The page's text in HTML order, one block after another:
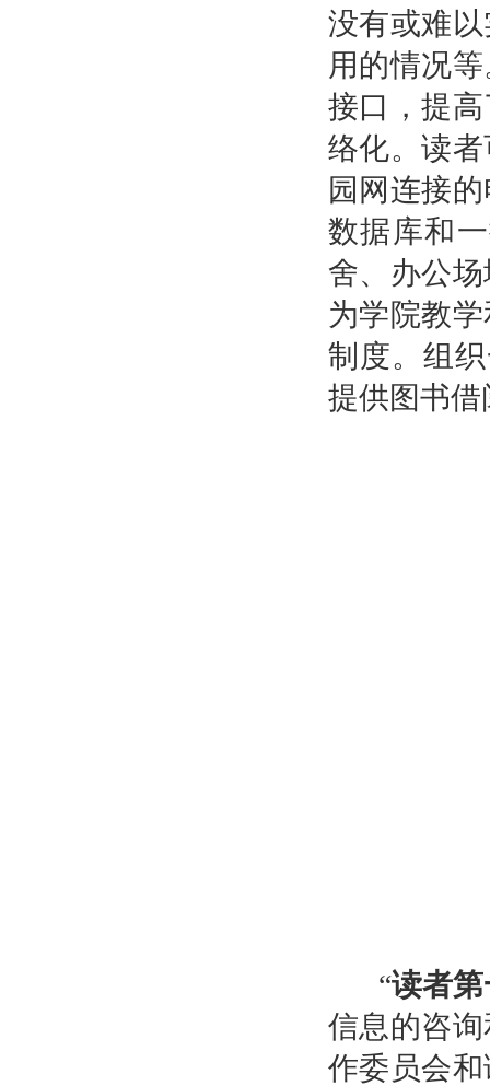
没有或难
用的情况
接口，提
络化。读
园网连接
数据库和
舍、办公
为学院教
制度。组
提供图书
“读者
信息的咨
作委员会和